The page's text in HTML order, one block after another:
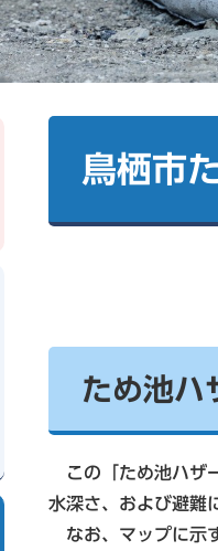
鳥栖市
ため池ハ
この「ため池ハザ
水深さ、および避難
なお、マップに示